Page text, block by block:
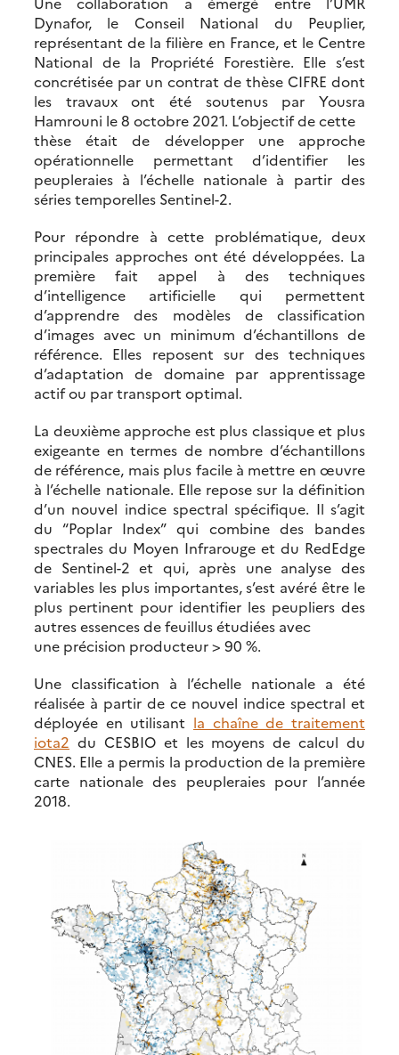
Dynafor, le Conseil National du Peuplier,
représentant de la filière en France, et le Centre
National de la Propriété Forestière. Elle s’est
concrétisée par un contrat de thèse CIFRE dont
les travaux ont été soutenus par Yousra
Hamrouni le 8 octobre 2021. L’objectif de cette
thèse était de développer une approche
opérationnelle permettant d’identifier les
peupleraies à l’échelle nationale à partir des
séries temporelles Sentinel-2.
Pour répondre à cette problématique, deux
principales approches ont été développées. La
première fait appel à des techniques
d’intelligence artificielle qui permettent
d’apprendre des modèles de classification
d’images avec un minimum d’échantillons de
référence. Elles reposent sur des techniques
d’adaptation de domaine par apprentissage
actif ou par transport optimal.
La deuxième approche est plus classique et plus
exigeante en termes de nombre d’échantillons
de référence, mais plus facile à mettre en œuvre
à l’échelle nationale. Elle repose sur la définition
d’un nouvel indice spectral spécifique. Il s’agit
du “Poplar Index” qui combine des bandes
spectrales du Moyen Infrarouge et du RedEdge
de Sentinel-2 et qui, après une analyse des
variables les plus importantes, s’est avéré être le
plus pertinent pour identifier les peupliers des
autres essences de feuillus étudiées avec
une précision producteur > 90 %.
Une classification à l’échelle nationale a été
réalisée à partir de ce nouvel indice spectral et
déployée en utilisant la chaîne de traitement
iota2 du CESBIO et les moyens de calcul du
CNES. Elle a permis la production de la première
carte nationale des peupleraies pour l’année
2018.